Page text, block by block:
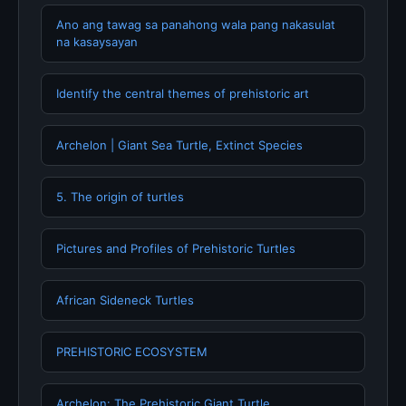
Ano ang tawag sa panahong wala pang nakasulat
na kasaysayan
Identify the central themes of prehistoric art
Archelon | Giant Sea Turtle, Extinct Species
5. The origin of turtles
Pictures and Profiles of Prehistoric Turtles
African Sideneck Turtles
PREHISTORIC ECOSYSTEM
Archelon: The Prehistoric Giant Turtle